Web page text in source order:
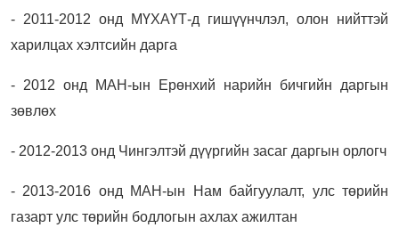
- 2011-2012 онд МҮХАҮТ-д гишүүнчлэл, олон нийттэй
харилцах хэлтсийн дарга
- 2012 онд МАН-ын Ерөнхий нарийн бичгийн даргын
зөвлөх
- 2012-2013 онд Чингэлтэй дүүргийн засаг даргын орлогч
- 2013-2016 онд МАН-ын Нам байгуулалт, улс төрийн
газарт улс төрийн бодлогын ахлах ажилтан